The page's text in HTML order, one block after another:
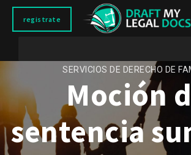
registrate
SERVICIOS DE DERECHO DE
Moción
sentencia